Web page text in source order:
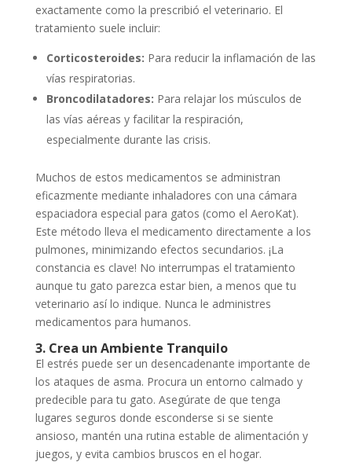
exactamente como la prescribió el veterinario. El
tratamiento suele incluir:
Corticosteroides: Para reducir la inflamación de las
vías respiratorias.
Broncodilatadores: Para relajar los músculos de
las vías aéreas y facilitar la respiración,
especialmente durante las crisis.
Muchos de estos medicamentos se administran
eficazmente mediante inhaladores con una cámara
espaciadora especial para gatos (como el AeroKat).
Este método lleva el medicamento directamente a los
pulmones, minimizando efectos secundarios. ¡La
constancia es clave! No interrumpas el tratamiento
aunque tu gato parezca estar bien, a menos que tu
veterinario así lo indique. Nunca le administres
medicamentos para humanos.
3. Crea un Ambiente Tranquilo
El estrés puede ser un desencadenante importante de
los ataques de asma. Procura un entorno calmado y
predecible para tu gato. Asegúrate de que tenga
lugares seguros donde esconderse si se siente
ansioso, mantén una rutina estable de alimentación y
juegos, y evita cambios bruscos en el hogar.